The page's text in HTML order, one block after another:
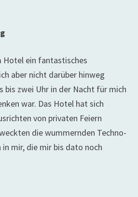
Hotel ein fantastisches
aber nicht darüber hinweg
bis zwei Uhr in der Nacht für mich
war. Das Hotel hat sich
von privaten Feiern
die wummernden Techno-
in mir, die mir bis dato noch